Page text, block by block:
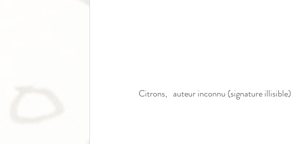
Citrons,   auteur inconnu (signature illisible)